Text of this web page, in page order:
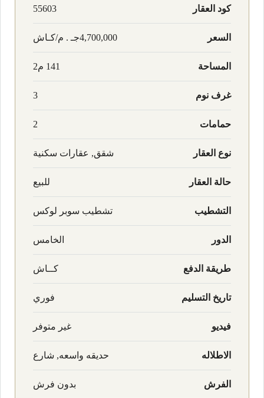
كود العقار 55603
السعر 4,700,000جـ . م/كـاش
المساحة 141 م2
غرف نوم 3
حمامات 2
نوع العقار شقق, عقارات سكنية
حالة العقار للبيع
التشطيب تشطيب سوبر لوكس
الدور الخامس
طريقة الدفع كــاش
تاريخ التسليم فوري
فيديو غير متوفر
الاطلاله حديقه واسعه, شارع
الفرش بدون فرش